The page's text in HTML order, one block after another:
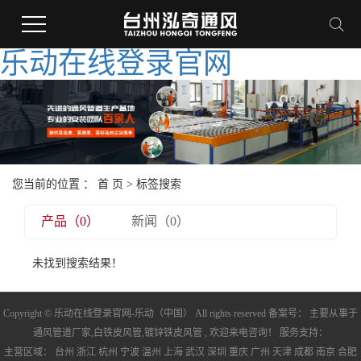
乐动在线登录官网
您当前的位置 ： 首 页 > 标签搜索
产品（0） 新闻（0）
未找到搜索结果！
Copyright © 乐动在线登录官网-乐动（中国） All rights reserved 备案号： 主要从事于
通风管道厂家, 白铁皮风管,镀锌铁皮风管 , 欢迎来电咨询！ 服务支持：
主营区域： 台州 浙江 杭州 宁波 温州 上海 武汉 深圳 重庆 广州 天津 成都 南京 合肥